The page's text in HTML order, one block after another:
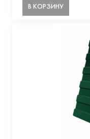
В КОРЗИНУ